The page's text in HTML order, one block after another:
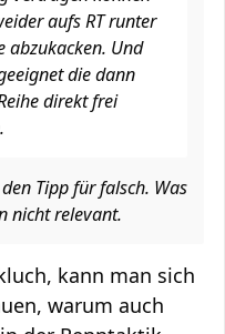
aufs RT runter
abzukacken. Und
die dann
direkt frei
Tipp für falsch. Was
nicht relevant.
kann man sich
warum auch